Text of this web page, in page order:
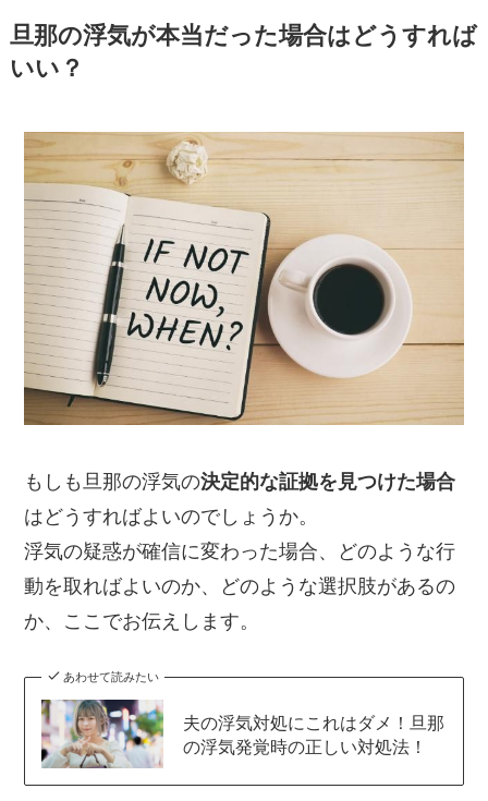
旦那の浮気が本当だった場合はどうすれば
いい？
もしも旦那の浮気の決定的な証拠を見つけた場合
はどうすればよいのでしょうか。
浮気の疑惑が確信に変わった場合、どのような行
動を取ればよいのか、どのような選択肢があるの
か、ここでお伝えします。
あわせて読みたい
夫の浮気対処にこれはダメ！旦那
の浮気発覚時の正しい対処法！